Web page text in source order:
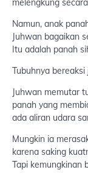
melengkung
Namun, anak
Juhwan bagaikan
Itu adalah panah
Tubuhnya
Juhwan memutar
panah yang
ada aliran udara
Mungkin ia
karena saking
Tapi kemungkinan